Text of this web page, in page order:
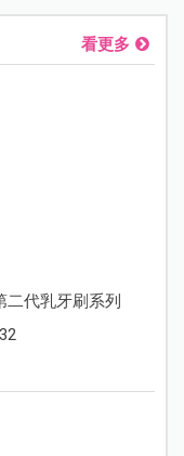
看更多
二代乳牙刷系列